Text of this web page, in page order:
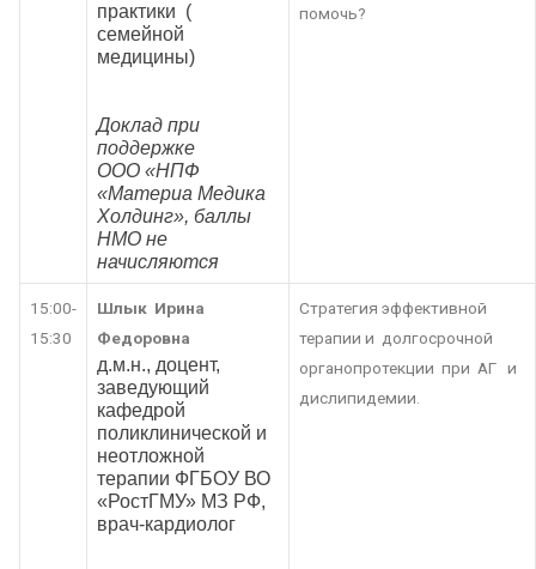
практики (
семейной
медицины)
Доклад при
поддержке
ООО «НПФ
«Материа Медика
Холдинг», баллы
НМО не
начисляются
помочь?
15:00-
15:30
Шлык Ирина
Федоровна
д.м.н., доцент,
заведующий
кафедрой
поликлинической и
неотложной
терапии ФГБОУ ВО
«РостГМУ» МЗ РФ,
врач-кардиолог
Стратегия эффективной
терапии и долгосрочной
органопротекции при АГ и
дислипидемии.